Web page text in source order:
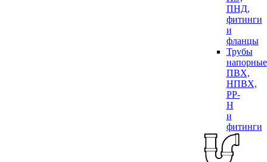
ПНД,
фитинги
и
фланцы
Трубы
напорные
ПВХ,
НПВХ,
PP-
H
и
фитинги